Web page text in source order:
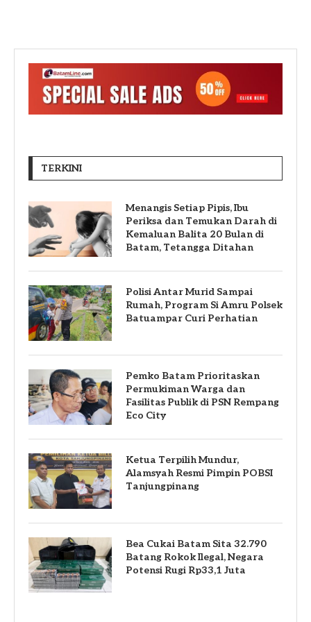
TERKINI
Menangis Setiap Pipis, Ibu
Periksa dan Temukan Darah di
Kemaluan Balita 20 Bulan di
Batam, Tetangga Ditahan
Polisi Antar Murid Sampai
Rumah, Program Si Amru Polsek
Batuampar Curi Perhatian
Pemko Batam Prioritaskan
Permukiman Warga dan
Fasilitas Publik di PSN Rempang
Eco City
Ketua Terpilih Mundur,
Alamsyah Resmi Pimpin POBSI
Tanjungpinang
Bea Cukai Batam Sita 32.790
Batang Rokok Ilegal, Negara
Potensi Rugi Rp33,1 Juta